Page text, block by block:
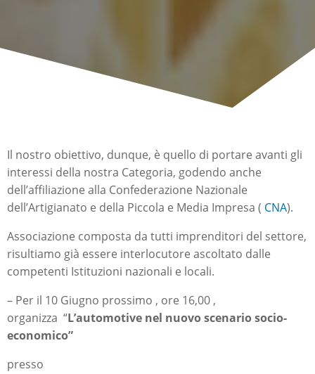
Il nostro obiettivo, dunque, è quello di portare avanti gli
interessi della nostra Categoria, godendo anche
dell’affiliazione alla Confederazione Nazionale
dell’Artigianato e della Piccola e Media Impresa ( CNA).
Associazione composta da tutti imprenditori del settore,
risultiamo già essere interlocutore ascoltato dalle
competenti Istituzioni nazionali e locali.
– Per il 10 Giugno prossimo , ore 16,00 ,
organizza “L’automotive nel nuovo scenario socio-
economico”
presso